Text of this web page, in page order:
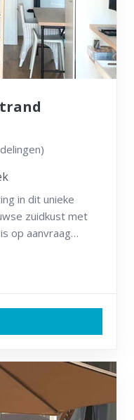
)
in dit unieke
zuidkust met
op aanvraag